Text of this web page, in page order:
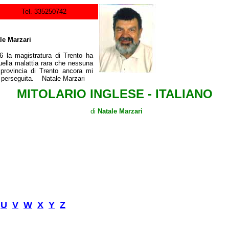
Tel. 335250742
Marzari
la magistratura di Trento ha
malattia rara che nessuna
di Trento ancora mi
perseguita. Natale Marzari
MITOLARIO INGLESE - ITALIANO
di Natale Marzari
U V W X Y Z